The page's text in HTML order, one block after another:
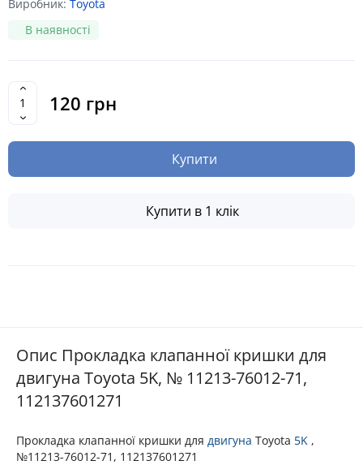
Виробник: Toyota
В наявності
120 грн
Купити
Купити в 1 клік
Опис Прокладка клапанної кришки для
двигуна Toyota 5K, № 11213-76012-71,
112137601271
Прокладка клапанної кришки для двигуна Toyota 5K ,
№11213-76012-71, 112137601271